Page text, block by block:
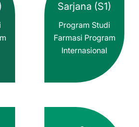
Sarjana (S1)
Program Studi
Farmasi Program
Internasional